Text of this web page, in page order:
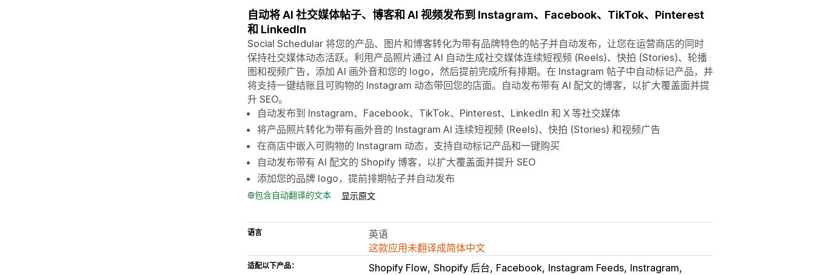
自动将 AI 社交媒体帖子、博客和 AI 视频发布到 Instagram、Facebook、TikTok、Pinterest
和 LinkedIn
Social Schedular 将您的产品、图片和博客转化为带有品牌特色的帖子并自动发布，让您在运营商店的同时
保持社交媒体动态活跃。利用产品照片通过 AI 自动生成社交媒体连续短视频 (Reels)、快拍 (Stories)、轮播
图和视频广告，添加 AI 画外音和您的 logo，然后提前完成所有排期。在 Instagram 帖子中自动标记产品，并
将支持一键结账且可购物的 Instagram 动态带回您的店面。自动发布带有 AI 配文的博客，以扩大覆盖面并提
升 SEO。
自动发布到 Instagram、Facebook、TikTok、Pinterest、LinkedIn 和 X 等社交媒体
将产品照片转化为带有画外音的 Instagram AI 连续短视频 (Reels)、快拍 (Stories) 和视频广告
在商店中嵌入可购物的 Instagram 动态，支持自动标记产品和一键购买
自动发布带有 AI 配文的 Shopify 博客，以扩大覆盖面并提升 SEO
添加您的品牌 logo，提前排期帖子并自动发布
包含自动翻译的文本 显示原文
语言
英语
这款应用未翻译成简体中文
适配以下产品： Shopify Flow Shopify 后台 Facebook Instagram Feeds Instragram